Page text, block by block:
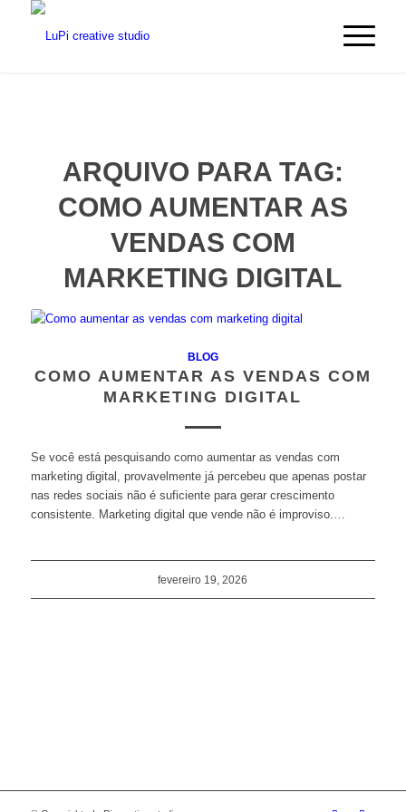
ARQUIVO PARA TAG:
COMO AUMENTAR AS
VENDAS COM
MARKETING DIGITAL
BLOG
COMO AUMENTAR AS VENDAS COM
MARKETING DIGITAL
Se você está pesquisando como aumentar as vendas com
marketing digital, provavelmente já percebeu que apenas postar
nas redes sociais não é suficiente para gerar crescimento
consistente. Marketing digital que vende não é improviso.…
fevereiro 19, 2026